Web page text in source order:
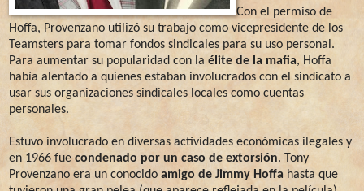
Con el permiso de
Hoffa, Provenzano utilizó su trabajo como vicepresidente de los
Teamsters para tomar fondos sindicales para su uso personal.
Para aumentar su popularidad con la élite de la mafia, Hoffa
había alentado a quienes estaban involucrados con el sindicato a
usar sus organizaciones sindicales locales como cuentas
personales.
Estuvo involucrado en diversas actividades económicas ilegales y
en 1966 fue condenado por un caso de extorsión. Tony
Provenzano era un conocido amigo de Jimmy Hoffa hasta que